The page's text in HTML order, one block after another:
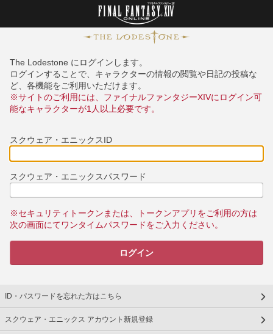
The Lodestone にログインします。
ログインすることで、キャラクターの情報の閲覧や日記の投稿な
ど、各機能をご利用いただけます。
※サイトのご利用には、ファイナルファンタジーXIVにログイン可
能なキャラクターが1人以上必要です。
スクウェア・エニックスID
スクウェア・エニックスパスワード
※セキュリティトークンまたは、トークンアプリをご利用の方は
次の画面にてワンタイムパスワードをご入力ください。
ログイン
ID・パスワードを忘れた方はこちら
スクウェア・エニックス アカウント新規登録